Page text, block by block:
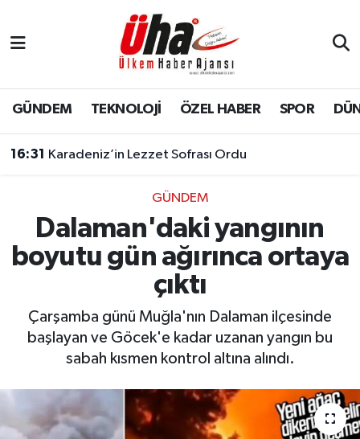
GÜNDEM TEKNOLOJİ ÖZEL HABER SPOR
16:31 Karadeniz’in Lezzet Sofrası Ordu
GÜNDEM
Dalaman'daki yangının
boyutu gün ağırınca ortaya
çıktı
Çarşamba günü Muğla'nın Dalaman ilçesinde
başlayan ve Göcek'e kadar uzanan yangın bu
sabah kısmen kontrol altına alındı.
İstanbul Nöbetçi Eczaneler
İstanbul Hava Durumu
Süper Lig Puan Durumu ve Fikstür
Tüm Manşetler
Haber Arşivi